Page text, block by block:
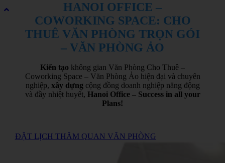
HANOI OFFICE –
COWORKING SPACE: CHO
THUÊ VĂN PHÒNG TRỌN GÓI
– VĂN PHÒNG ẢO
Kiến tạo không gian Văn Phòng Cho Thuê –
Coworking Space – Văn Phòng Ảo hiện đại và chuyên
nghiệp, xây dựng cộng đồng doanh nghiệp năng động
và đầy nhiệt huyết, Hanoi Office – Success in all your
Plans!
ĐẶT LỊCH THĂM QUAN VĂN PHÒNG